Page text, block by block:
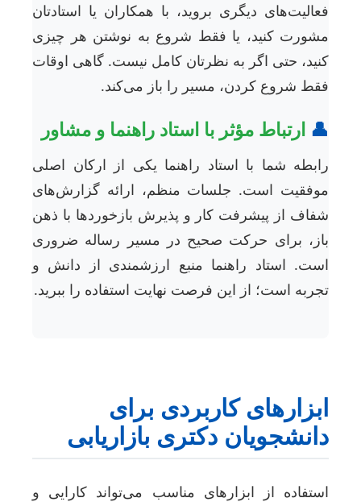
دیگری بروید، با همکاران یا استادتان
کنید، یا فقط شروع به نوشتن هر چیزی
حتی اگر به نظرتان کامل نیست. گاهی اوقات
شروع کردن، مسیر را باز می‌کند.
ارتباط مؤثر با استاد راهنما و مشاور
شما با استاد راهنما یکی از ارکان اصلی
است. جلسات منظم، ارائه گزارش‌های
از پیشرفت کار و پذیرش بازخوردها با ذهن
برای حرکت صحیح در مسیر رساله ضروری
استاد راهنما منبع ارزشمندی از دانش و
است؛ از این فرصت نهایت استفاده را ببرید.
کاربردی برای
دکتری بازاریابی
از ابزارهای مناسب می‌تواند کارایی و